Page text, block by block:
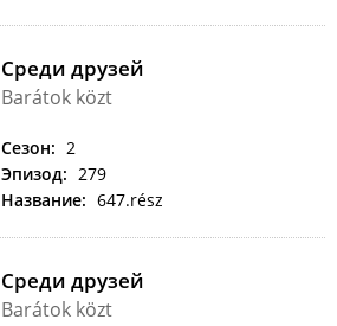
Среди друзей
Barátok közt
Сезон: 2
Эпизод: 279
Название: 647.rész
Среди друзей
Barátok közt